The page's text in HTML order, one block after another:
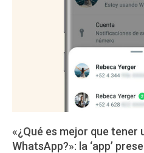
«¿Qué es mejor que tener
WhatsApp?»: la ‘app’